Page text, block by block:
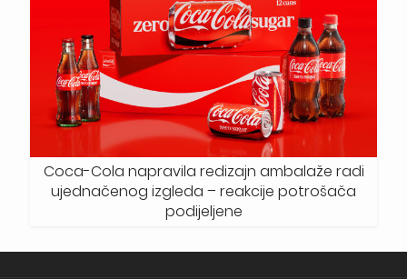
Coca-Cola napravila redizajn ambalaže radi
ujednačenog izgleda – reakcije potrošača
podijeljene